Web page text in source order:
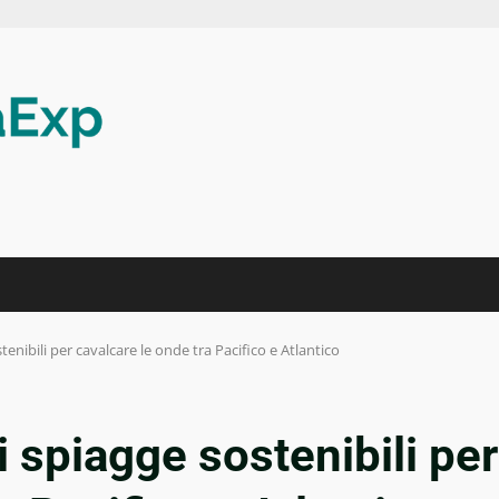
per cavalcare le onde tra Pacifico e Atlantico
spiagge sostenibili per